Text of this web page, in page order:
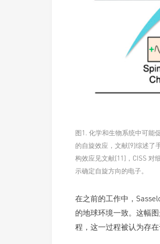
图1. 化学和生物系统中可能
的自旋效应，文献[9]综述了
构效应见文献[11]，CISS 对
示确定自旋方向的电子。
在之前的工作中，
的地球环境一致。这幅
程，这一过程被认为存在